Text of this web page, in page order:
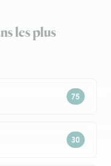
les plus